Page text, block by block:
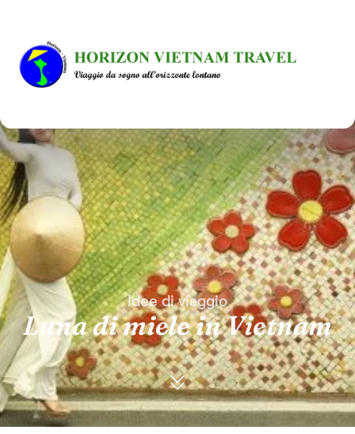
Idee di viaggio
Luna di miele in Vietnam